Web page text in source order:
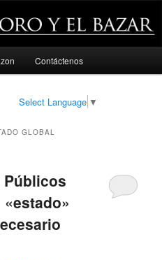
Contáctenos
Select Language ▼
GLOBAL
Públicos